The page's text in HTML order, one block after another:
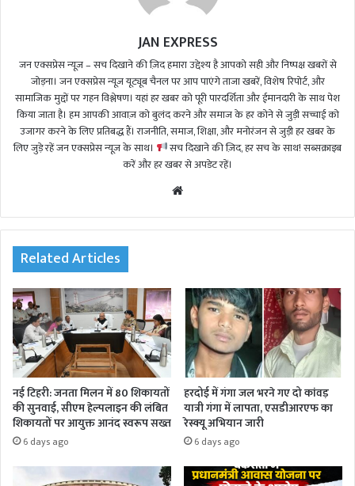
JAN EXPRESS
जन एक्सप्रेस न्यूज़ – सच दिखाने की ज़िद हमारा उद्देश्य है आपको सही और निष्पक्ष खबरों से
जोड़ना। जन एक्सप्रेस न्यूज़ यूट्यूब चैनल पर आप पाएंगे ताजा खबरें, विशेष रिपोर्ट, और
सामाजिक मुद्दों पर गहन विश्लेषण। यहां हर खबर को पूरी पारदर्शिता और ईमानदारी के साथ पेश
किया जाता है। हम आपकी आवाज़ को बुलंद करने और समाज के हर कोने से जुड़ी सच्चाई को
उजागर करने के लिए प्रतिबद्ध हैं। राजनीति, समाज, शिक्षा, और मनोरंजन से जुड़ी हर खबर के
लिए जुड़े रहें जन एक्सप्रेस न्यूज़ के साथ।
सच दिखाने की ज़िद, हर सच के साथ! सब्सक्राइब
करें और हर खबर से अपडेट रहें।
te
Related Articles
नई टिहरी: जनता मिलन में 80 शिकायतों
की सुनवाई, सीएम हेल्पलाइन की लंबित
शिकायतों पर आयुक्त आनंद स्वरूप सख्त
6 days ago
हरदोई में गंगा जल भरने गए दो कांवड़
यात्री गंगा में लापता, एसडीआरएफ का
रेस्क्यू अभियान जारी
6 days ago